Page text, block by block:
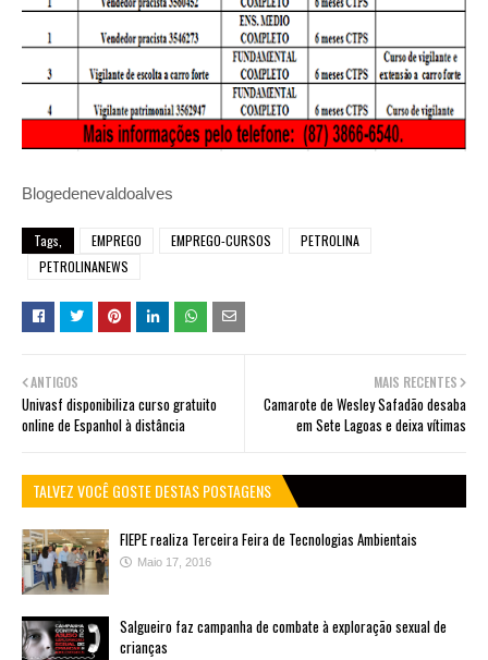
Blogedenevaldoalves
Tags, EMPREGO EMPREGO-CURSOS
PETROLINA
PETROLINANEWS
MAIS RECENTES
Camarote de Wesley Safadão desaba
em Sete Lagoas e deixa vítimas
ANTIGOS
Univasf disponibiliza curso gratuito
online de Espanhol à distância
TALVEZ VOCÊ GOSTE DESTAS POSTAGENS
FIEPE realiza Terceira Feira de Tecnologias Ambientais
Maio 17, 2016
Salgueiro faz campanha de combate à exploração sexual de
crianças